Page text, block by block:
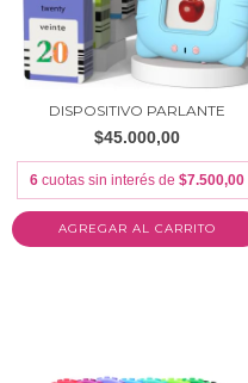
DISPOSITIVO PARLANTE
$45.000,00
6 cuotas sin interés de $7.500,00